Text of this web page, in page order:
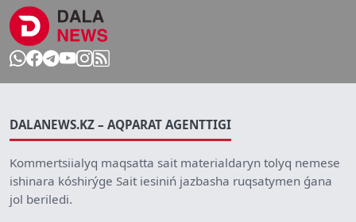
DALANEWS.KZ – AQPARAT AGENTTIGI
Kommertsiialyq maqsatta sait materialdaryn tolyq nemese
ishinara kóshirýge Sait iesiniń jazbasha ruqsatymen ǵana
jol beriledi.